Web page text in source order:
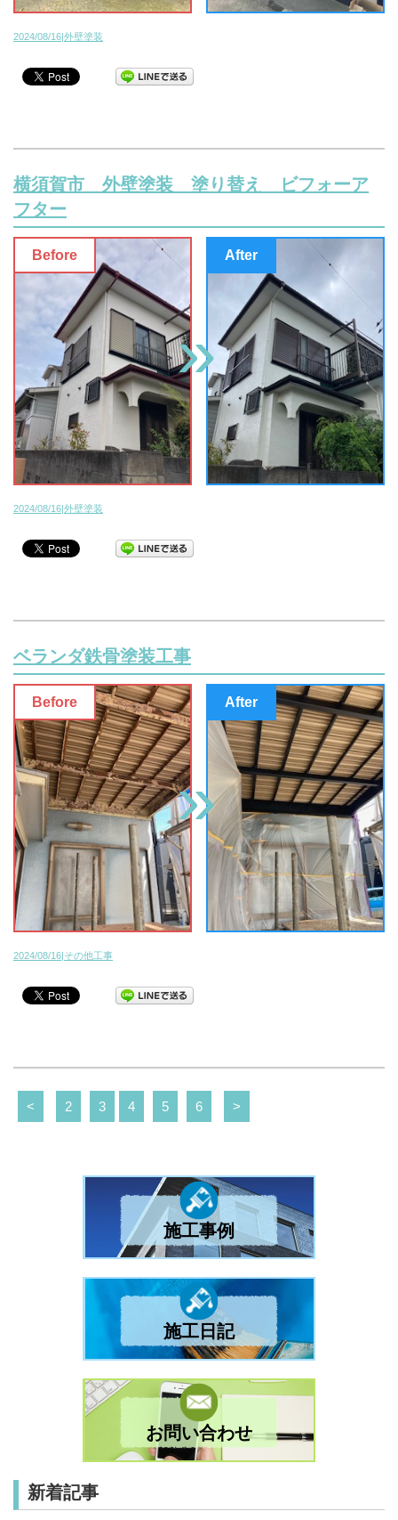
2024/08/16|外壁塗装
横須賀市 外壁塗装 塗り替え ビフォーア
フター
2024/08/16|外壁塗装
ベランダ鉄骨塗装工事
2024/08/16|その他工事
< 2 3 4 5 6 >
施工事例
施工日記
お問い合わせ
新着記事